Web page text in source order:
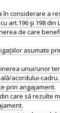
în considerare a
şi 198 din
de care
asumate
unui/unor
acordului-
prin angajament.
care să rezulte